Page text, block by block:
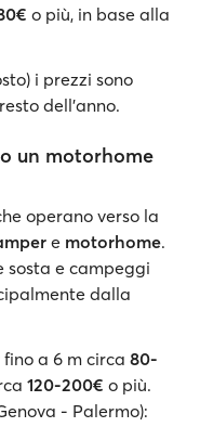
o più, in base alla
i prezzi sono
dell’anno.
un motorhome
operano verso la
e motorhome.
sosta e campeggi
dalla
a 6 m circa 80-
120-200€ o più.
- Palermo):